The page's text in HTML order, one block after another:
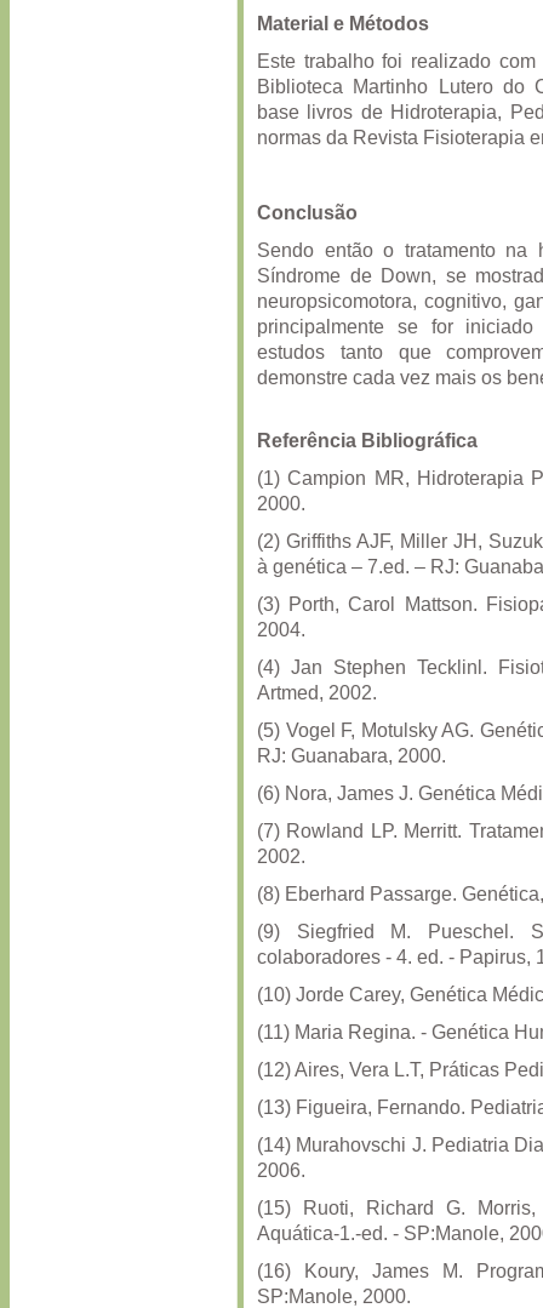
Material e Métodos
Este trabalho foi realizado
Biblioteca Martinho Lutero do
base livros de Hidroterapia,
normas da Revista Fisioterapia
Conclusão
Sendo então o tratamento na
Síndrome de Down, se
neuropsicomotora, cognitivo,
principalmente se for
estudos tanto que
demonstre cada vez mais os
Referência Bibliográfica
(1) Campion MR, Hidroterapia
2000.
(2) Griffiths AJF, Miller JH,
à genética – 7.ed. – RJ:
(3) Porth, Carol Mattson.
2004.
(4) Jan Stephen Tecklinl.
Artmed, 2002.
(5) Vogel F, Motulsky AG.
RJ: Guanabara, 2000.
(6) Nora, James J. Genética
(7) Rowland LP. Merritt.
2002.
(8) Eberhard Passarge.
(9) Siegfried M. Pueschel.
colaboradores - 4. ed. - Papirus,
(10) Jorde Carey, Genética
(11) Maria Regina. - Genética
(12) Aires, Vera L.T, Práticas
(13) Figueira, Fernando.
(14) Murahovschi J. Pediatria
2006.
(15) Ruoti, Richard G.
Aquática-1.-ed. - SP:Manole,
(16) Koury, James M.
SP:Manole, 2000.